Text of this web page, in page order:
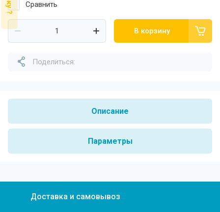
Сравнить
В корзину
Поделиться:
Описание
Параметры
Доставка и самовывоз